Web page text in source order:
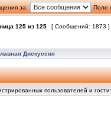
за: Поле
125 из 125 [ Сообщений: 1873 ]
Дискуссия
пользователей и